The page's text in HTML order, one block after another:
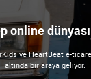
online
ve HeartBeat e-
altında bir araya geliyor.